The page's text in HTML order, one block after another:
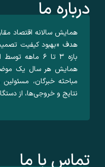
درباره ما
همایش سالانه اقتصاد
هدف «بهبود کیفیت
بازه ۳ تا ۶
همایش هر سال یک
مباحثه خبرگان،
نتایج و خروجی‌ها، از
تماس با ما